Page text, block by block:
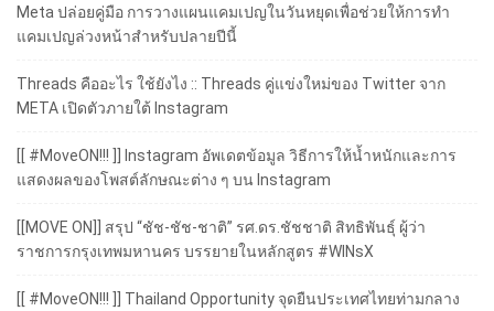
Meta ปล่อยคู่มือ การวางแผนแคมเปญในวันหยุดเพื่อช่วยให้การทำ
แคมเปญล่วงหน้าสำหรับปลายปีนี้
Threads คืออะไร ใช้ยังไง :: Threads คู่แข่งใหม่ของ Twitter จาก
META เปิดตัวภายใต้ Instagram
[[ #MoveON!!! ]] Instagram อัพเดตข้อมูล วิธีการให้น้ำหนักและการ
แสดงผลของโพสต์ลักษณะต่าง ๆ บน Instagram
[[MOVE ON]] สรุป “ชัช-ชัช-ชาติ” รศ.ดร.ชัชชาติ สิทธิพันธุ์ ผู้ว่า
ราชการกรุงเทพมหานคร บรรยายในหลักสูตร #WINsX
[[ #MoveON!!! ]] Thailand Opportunity จุดยืนประเทศไทยท่ามกลาง